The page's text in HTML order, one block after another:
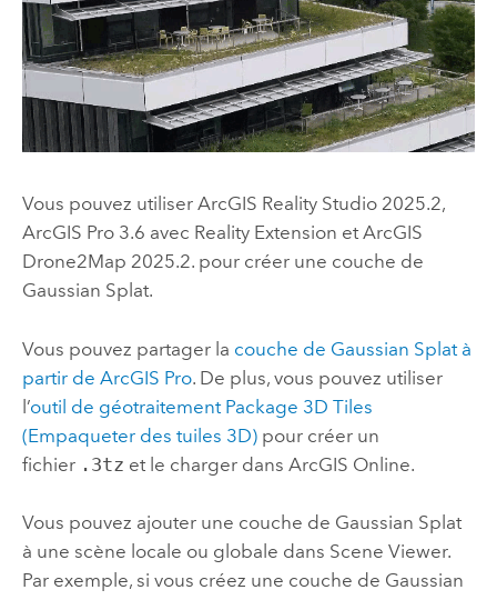
Vous pouvez utiliser ArcGIS Reality Studio2025.2,
ArcGIS Pro3.6 avec Reality Extension et ArcGIS
Drone2Map 2025.2. pour créer une couche de
Gaussian Splat.
Vous pouvez partager la couche de Gaussian Splat à
partir de ArcGIS Pro. De plus, vous pouvez utiliser
l’outil de géotraitement Package 3D Tiles
(Empaqueter des tuiles 3D)pour créer un
fichier .3tz et le charger dans ArcGIS Online.
Vous pouvez ajouter une couche de Gaussian Splat
à une scène locale ou globale dans Scene Viewer.
Par exemple, si vous créez une couche de Gaussian